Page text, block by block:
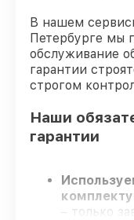
В нашем
Петербурге мы
обслуживание
гарантии
строгом
Наши
гарантии
– только